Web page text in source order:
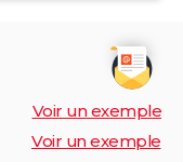
Voir un exemple
Voir un exemple